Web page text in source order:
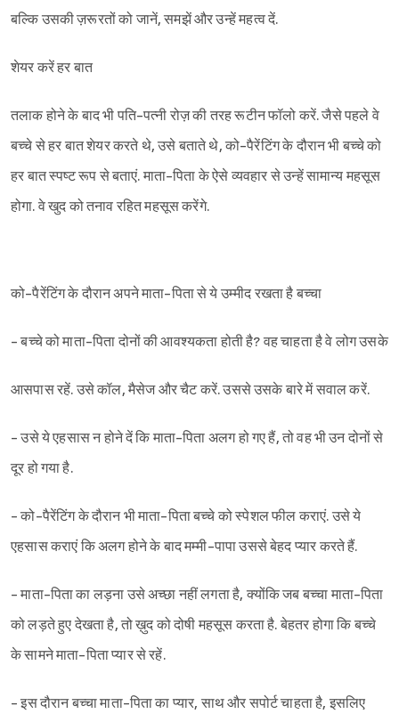
बल्कि उसकी ज़रूरतों को जानें, समझें और उन्हें महत्व दें.
शेयर करें हर बात
तलाक होने के बाद भी पति-पत्नी रोज़ की तरह रूटीन फॉलो करें. जैसे पहले वे
बच्चे से हर बात शेयर करते थे, उसे बताते थे, को-पैरेंटिंग के दौरान भी बच्चे को
हर बात स्पष्ट रूप से बताएं. माता-पिता के ऐसे व्यवहार से उन्हें सामान्य महसूस
होगा. वे खुद को तनाव रहित महसूस करेंगे.
को-पैरेंटिंग के दौरान अपने माता-पिता से ये उम्मीद रखता है बच्चा
- बच्चे को माता-पिता दोनों की आवश्यकता होती है? वह चाहता है वे लोग उसके
आसपास रहें. उसे कॉल, मैसेज और चैट करें. उससे उसके बारे में सवाल करें.
- उसे ये एहसास न होने दें कि माता-पिता अलग हो गए हैं, तो वह भी उन दोनों से
दूर हो गया है.
- को-पैरेंटिंग के दौरान भी माता-पिता बच्चे को स्पेशल फील कराएं. उसे ये
एहसास कराएं कि अलग होने के बाद मम्मी-पापा उससे बेहद प्यार करते हैं.
- माता-पिता का लड़ना उसे अच्छा नहीं लगता है, क्योंकि जब बच्चा माता-पिता
को लड़ते हुए देखता है, तो ख़ुद को दोषी महसूस करता है. बेहतर होगा कि बच्चे
के सामने माता-पिता प्यार से रहें.
- इस दौरान बच्चा माता-पिता का प्यार, साथ और सपोर्ट चाहता है, इसलिए